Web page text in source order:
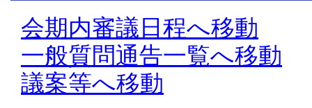
会期内審議日程へ移動
一般質問通告一覧へ移動
議案等へ移動